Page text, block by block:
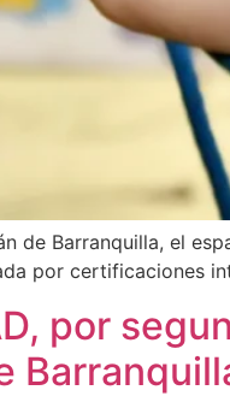
de Barranquilla, el
por certificaciones
por